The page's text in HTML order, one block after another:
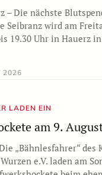
– Die nächste
Seibranz wird am
19.30 Uhr in Hauerz
2026
LADEN EIN
am 9.
„Bähnlesfahrer“
e.V. laden am